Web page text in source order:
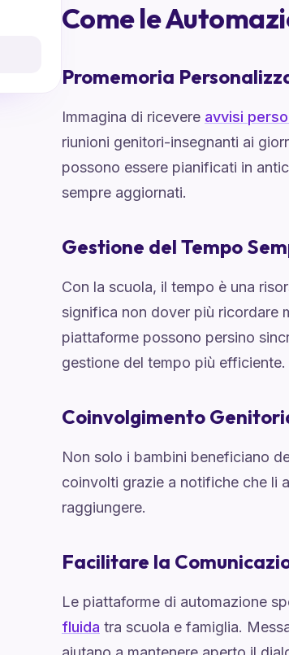
Come le
Promemoria
Immagina di ricevere avvisi
riunioni genitori-insegnanti ai
possono essere pianificati in
sempre aggiornati.
Gestione del Tempo
Con la scuola, il tempo è una
significa non dover più ricordare
piattaforme possono persino
gestione del tempo più efficiente.
Coinvolgimento
Non solo i bambini beneficiano
coinvolti grazie a notifiche che li
raggiungere.
Facilitare la
Le piattaforme di automazione
fluida tra scuola e famiglia.